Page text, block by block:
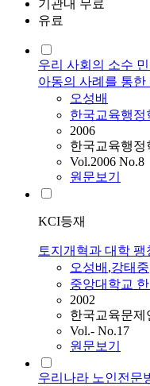
기관내 무료
유료
우리 사회의 소수 민
아동의 사례를 통
오성배
한국교육행정
2006
한국교육행정
Vol.2006 No.8
원문보기
KCI등재
토지개혁과 대학 팽
오성배 ,강태중
중앙대학교
2002
한국교육문제
Vol.- No.17
원문보기
우리나라 노인전문